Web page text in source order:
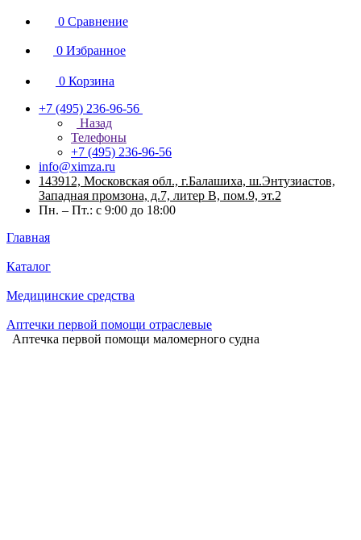
0 Сравнение
0 Избранное
0 Корзина
+7 (495) 236-96-56
Назад
Телефоны
+7 (495) 236-96-56
info@ximza.ru
143912, Московская обл., г.Балашиха, ш.Энтузиастов,
Западная промзона, д.7, литер В, пом.9, эт.2
Пн. – Пт.: с 9:00 до 18:00
Главная
Каталог
Медицинские средства
Аптечки первой помощи отраслевые
Аптечка первой помощи маломерного судна